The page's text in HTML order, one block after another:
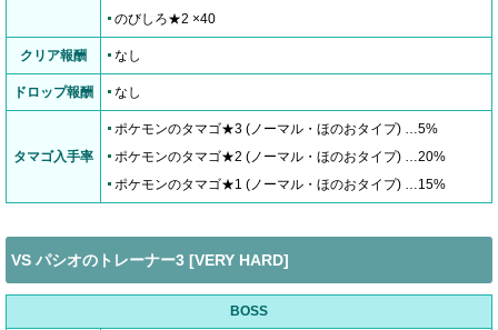
のびしろ★2 ×40
クリア報酬 なし
ドロップ報酬 なし
タマゴ入手率
ポケモンのタマゴ★3 (ノーマル・ほのおタイプ) …5%
ポケモンのタマゴ★2 (ノーマル・ほのおタイプ) …20%
ポケモンのタマゴ★1 (ノーマル・ほのおタイプ) …15%
VS パシオのトレーナー3 [VERY HARD]
BOSS